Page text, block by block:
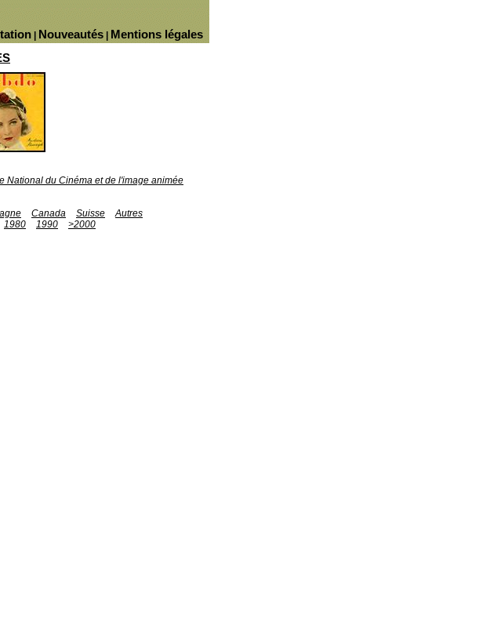
Mentions légales
Nouveautés
National du Cinéma et de l'image animée
Canada Suisse
Autres
1980 1990
>2000